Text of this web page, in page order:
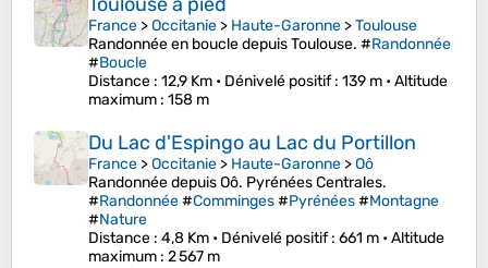
France >Occitanie > Haute-Garonne >Toulouse
Randonnée en boucle depuis Toulouse. #Randonnée
#Boucle
Distance : 12,9 Km • Dénivelé positif: 139 m •Altitude
maximum : 158 m
Du Lac d'Espingo au Lac du Portillon
France >Occitanie > Haute-Garonne >Oô
Randonnée depuis Oô. Pyrénées Centrales.
#Randonnée#Comminges#Pyrénées#Montagne
#Nature
Distance : 4,8 Km • Dénivelé positif: 661 m •Altitude
maximum : 2 567 m